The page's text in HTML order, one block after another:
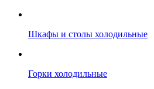
Шкафы и столы холодильные
Горки холодильные